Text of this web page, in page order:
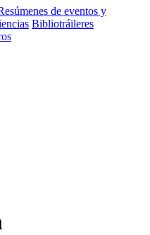
de eventos y
Bibliotráileres